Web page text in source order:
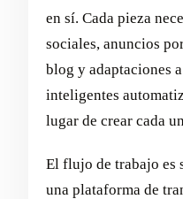
en sí. Cada pieza
sociales, anuncios
blog y adaptaciones
inteligentes
lugar de crear cada
El flujo de trabajo es
una plataforma de